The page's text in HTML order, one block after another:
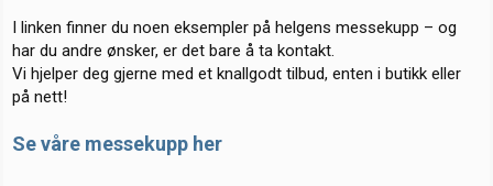
I linken finner du noen eksempler på helgens messekupp – og
har du andre ønsker, er det bare å ta kontakt.
Vi hjelper deg gjerne med et knallgodt tilbud, enten i butikk eller
på nett!
Se våre messekupp her